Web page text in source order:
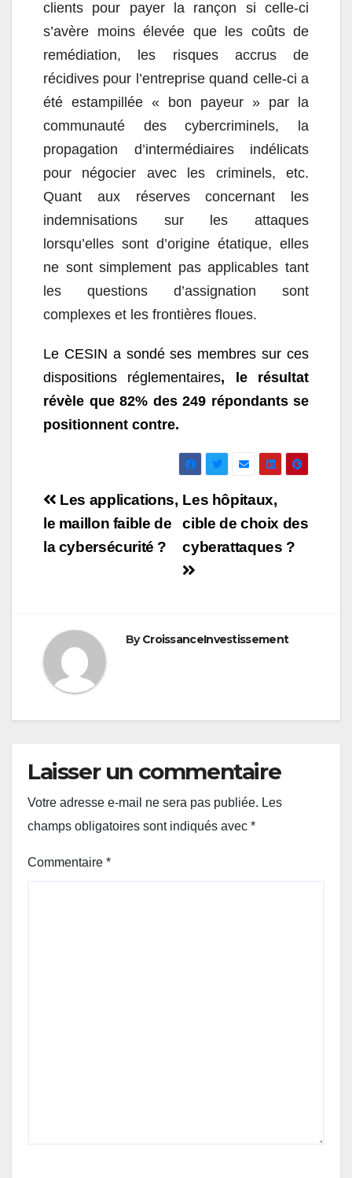
clients pour payer la rançon si celle-ci
s’avère moins élevée que les coûts de
remédiation, les risques accrus de
récidives pour l’entreprise quand celle-ci a
été estampillée « bon payeur » par la
communauté des cybercriminels, la
propagation d’intermédiaires indélicats
pour négocier avec les criminels, etc.
Quant aux réserves concernant les
indemnisations sur les attaques
lorsqu’elles sont d’origine étatique, elles
ne sont simplement pas applicables tant
les questions d’assignation sont
complexes et les frontières floues.
Le CESIN a sondé ses membres sur ces
dispositions réglementaires, le résultat
révèle que 82% des 249 répondants se
positionnent contre.
Navigation
de
l’article
Les hôpitaux,
cible de choix des
cyberattaques ?
Les applications,
le maillon faible de
la cybersécurité ?
ByCroissanceInvestissement
Laisser un commentaire
Votre adresse e-mail ne sera pas publiée. Les
champs obligatoires sont indiqués avec *
Commentaire *